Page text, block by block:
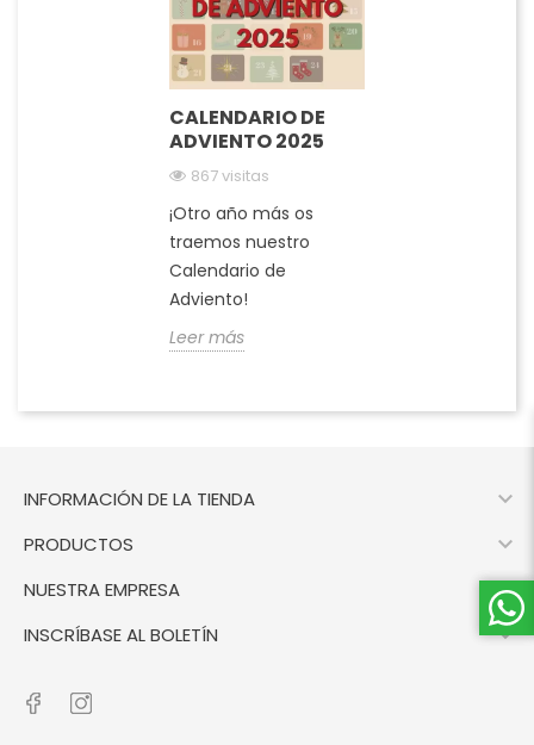
CALENDARIO DE
ADVIENTO 2025
867 visitas
¡Otro año más os
traemos nuestro
Calendario de
Adviento!
Leer más
INFORMACIÓN DE LA TIENDA 
PRODUCTOS 
NUESTRA EMPRESA 
INSCRÍBASE AL BOLETÍN 